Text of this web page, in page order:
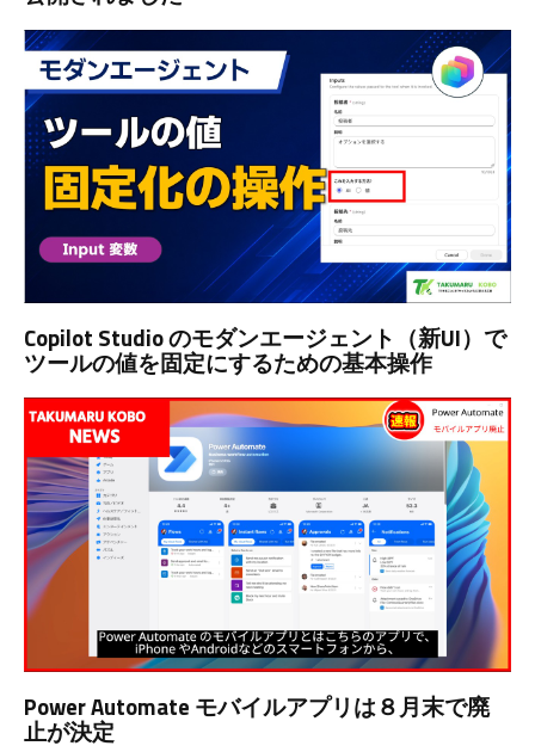
Copilot Studio のモダンエージェント（新UI）で
ツールの値を固定にするための基本操作
Power Automate モバイルアプリは８月末で廃
止が決定